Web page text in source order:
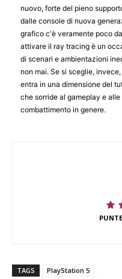
nuovo, forte del pieno
dalle console di nuova
grafico c'è veramente poco
attivare il ray tracing è un
di scenari e ambientazioni
non mai. Se si sceglie,
entra in una dimensione del
che sorride al gameplay e alle
combattimento in genere.
TAGS PlayStation 5